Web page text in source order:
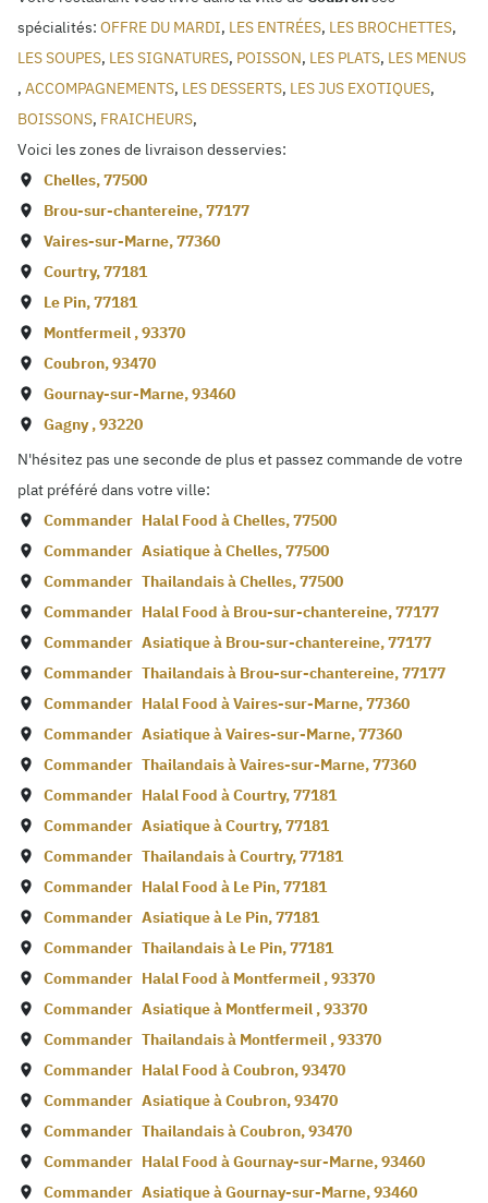
spécialités: OFFRE DU MARDI, LES ENTRÉES, LES BROCHETTES,
LES SOUPES, LES SIGNATURES, POISSON, LES PLATS, LES MENUS
, ACCOMPAGNEMENTS, LES DESSERTS, LES JUS EXOTIQUES,
BOISSONS, FRAICHEURS,
Voici les zones de livraison desservies:
Chelles,77500
Brou-sur-chantereine,77177
Vaires-sur-Marne,77360
Courtry,77181
Le Pin,77181
Montfermeil ,93370
Coubron,93470
Gournay-sur-Marne,93460
Gagny,93220
N'hésitez pas une seconde de plus et passez commande de votre
plat préféré dans votre ville:
Commander Halal Food àChelles,77500
Commander Asiatique àChelles,77500
Commander Thailandais àChelles,77500
Commander Halal Food à Brou-sur-chantereine,77177
Commander Asiatique à Brou-sur-chantereine,77177
Commander Thailandais à Brou-sur-chantereine,77177
Commander Halal Food àVaires-sur-Marne,77360
Commander Asiatique àVaires-sur-Marne,77360
Commander Thailandais àVaires-sur-Marne,77360
Commander Halal Food àCourtry,77181
Commander Asiatique àCourtry,77181
Commander Thailandais àCourtry,77181
Commander Halal Food à Le Pin,77181
Commander Asiatique à Le Pin,77181
Commander Thailandais à Le Pin,77181
Commander Halal Food à Montfermeil ,93370
Commander Asiatique à Montfermeil ,93370
Commander Thailandais à Montfermeil ,93370
Commander Halal Food àCoubron,93470
Commander Asiatique àCoubron,93470
Commander Thailandais àCoubron,93470
Commander Halal Food àGournay-sur-Marne,93460
Commander Asiatique àGournay-sur-Marne,93460